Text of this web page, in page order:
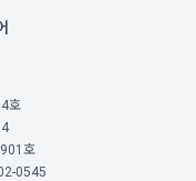
서는 약관의규제등에
자보호에 관한 법률,
법, 전자서명법, 소
서비스를 이용하는
등) ,영상, ppt
가 수집될 수 있으나,
호
호
0545